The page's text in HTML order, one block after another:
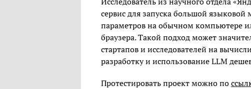
сервис для запуска большой
параметров на обычном компьютере
браузера. Такой подход может
стартапов и исследователей на
разработку и использование LLM
Протестировать проект можно по